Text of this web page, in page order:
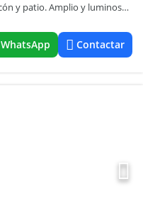
Departamento de 2 ambientes con balcón y patio. Amplio y luminoso. En impecable estado.-
WhatsApp Contactar